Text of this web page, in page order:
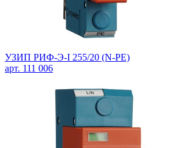
УЗИП РИФ-Э-I 255/20 (N-PE)
арт. 111 006